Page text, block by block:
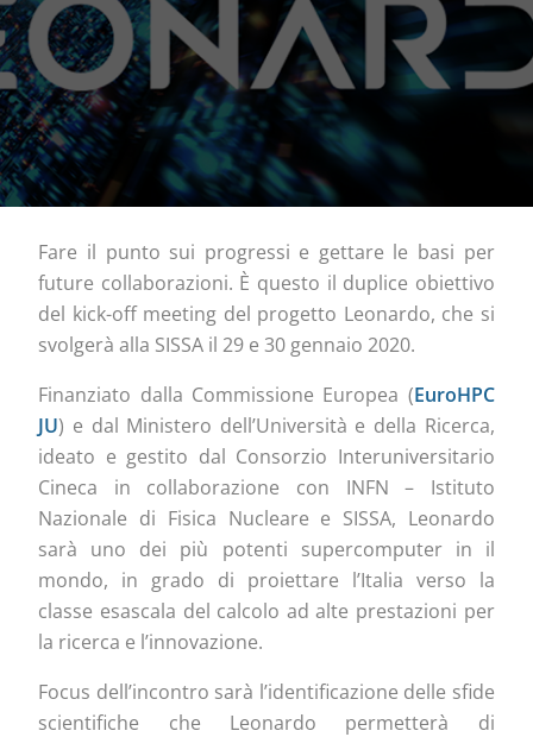
Fare il punto sui progressi e gettare le basi per
future collaborazioni. È questo il duplice obiettivo
del kick-off meeting del progetto Leonardo, che si
svolgerà alla SISSA il 29 e 30 gennaio 2020.
Finanziato dalla Commissione Europea (EuroHPC
JU) e dal Ministero dell’Università e della Ricerca,
ideato e gestito dal Consorzio Interuniversitario
Cineca in collaborazione con INFN – Istituto
Nazionale di Fisica Nucleare e SISSA, Leonardo
sarà uno dei più potenti supercomputer in il
mondo, in grado di proiettare l’Italia verso la
classe esascala del calcolo ad alte prestazioni per
la ricerca e l’innovazione.
Focus dell’incontro sarà l’identificazione delle sfide
scientifiche che Leonardo permetterà di